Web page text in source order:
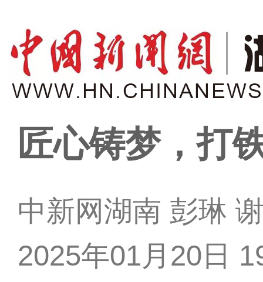
匠心铸梦，打
中新网湖南 彭琳
2025年01月20日